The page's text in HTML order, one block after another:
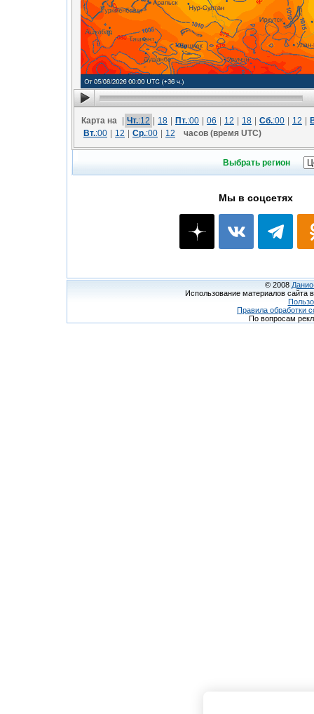
Карта на Чт.:12 18 Пт.:00 06 12 18 Сб.:00 12
Вт.:00 12 Ср.:00 12 часов (время UTC)
Выбрать регион
Мы в соцсетях
© 2008
Использование материалов сайта
Правила обработки
По вопросам